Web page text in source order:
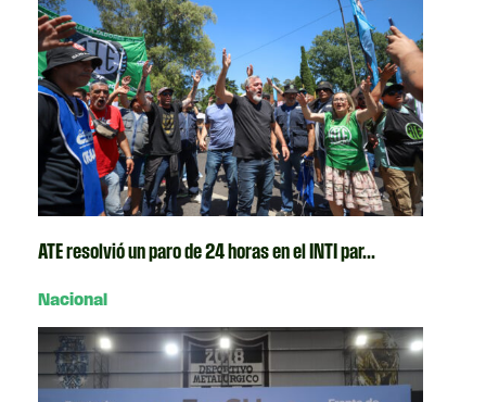
ATE resolvió un paro de 24 horas en el INTI par...
Nacional